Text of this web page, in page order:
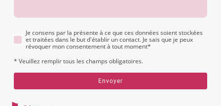
Je consens par la présente à ce que ces données soient stockées
et traitées dans le but d'établir un contact. Je sais que je peux
révoquer mon consentement à tout moment*
* Veuillez remplir tous les champs obligatoires.
Envoyer